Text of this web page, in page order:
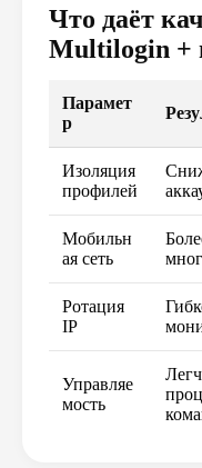
Что даёт
Multilogin +
Парамет
р
Изоляция
профилей
Мобильн
ая сеть
Ротация
IP
Управляе
мость